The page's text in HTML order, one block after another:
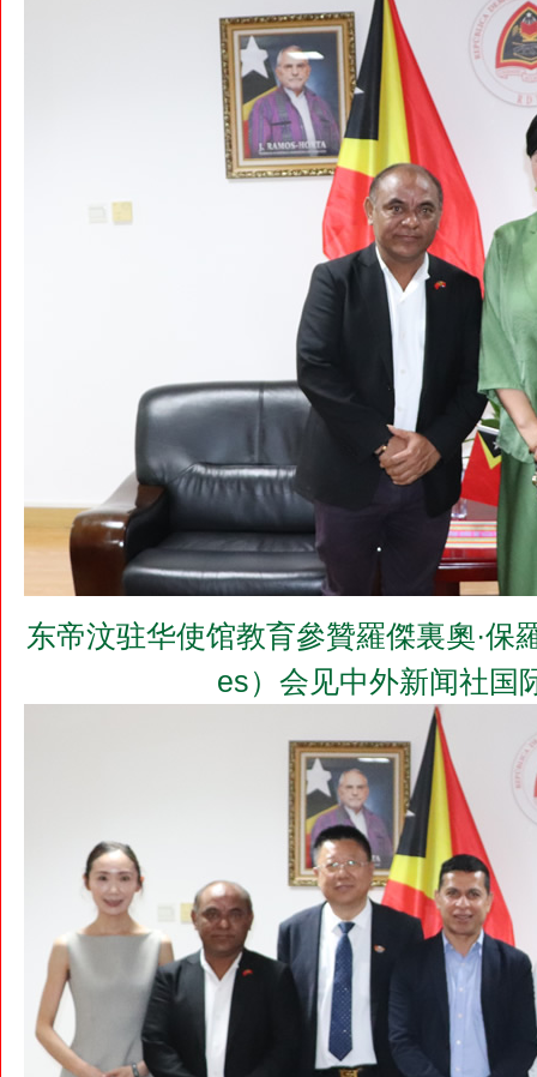
东帝汶驻华使馆教育參贊羅傑裏奧·保
es）会见中外新闻社国